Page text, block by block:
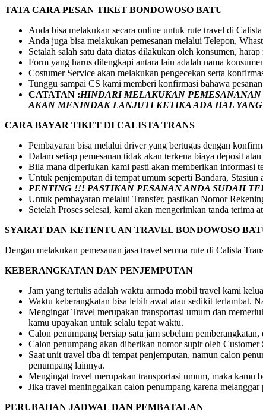
TATA CARA PESAN TIKET BONDOWOSO BATU
Anda bisa melakukan secara online untuk rute travel di
Anda juga bisa melakukan pemesanan melalui Telepon,
Setalah salah satu data diatas dilakukan oleh konsumen,
Form yang harus dilengkapi antara lain adalah nama
Costumer Service akan melakukan pengecekan serta
Tunggu sampai CS kami memberi konfirmasi bahawa
CATATAN :HINDARI MELAKUKAN
AKAN MENINDAK LANJUTI KETIKA ADA HAL
CARA BAYAR TIKET DI CALISTA TRANS
Pembayaran bisa melalui driver yang bertugas dengan
Dalam setiap pemesanan tidak akan terkena biaya deposit
Bila mana diperlukan kami pasti akan memberikan informasi
Untuk penjemputan di tempat umum seperti Bandara,
PENTING !!! PASTIKAN PESANAN ANDA SUDAH
Untuk pembayaran melalui Transfer, pastikan Nomor
Setelah Proses selesai, kami akan mengerimkan tanda
SYARAT DAN KETENTUAN TRAVEL BONDOWOSO
Dengan melakukan pemesanan jasa travel semua rute di Calista
KEBERANGKATAN DAN PENJEMPUTAN
Jam yang tertulis adalah waktu armada mobil travel kami
Waktu keberangkatan bisa lebih awal atau sedikit terlambat.
Mengingat Travel merupakan transportasi umum dan
kamu upayakan untuk selalu tepat waktu.
Calon penumpang bersiap satu jam sebelum
Calon penumpang akan diberikan nomor supir oleh Customer
Saat unit travel tiba di tempat penjemputan, namun calon
penumpang lainnya.
Mengingat travel merupakan transportasi umum, maka kamu
Jika travel meninggalkan calon penumpang karena
PERUBAHAN JADWAL DAN PEMBATALAN